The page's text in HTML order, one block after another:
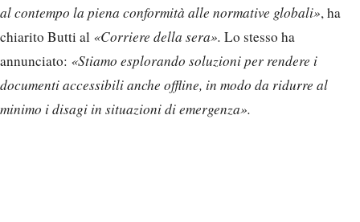
al contempo la piena conformità alle normative globali», ha
chiarito Butti al «Corriere della sera». Lo stesso ha
annunciato: «Stiamo esplorando soluzioni per rendere i
documenti accessibili anche offline, in modo da ridurre al
minimo i disagi in situazioni di emergenza».